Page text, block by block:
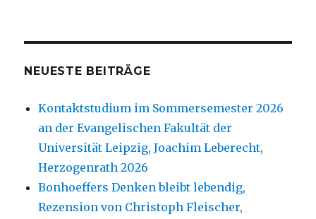
NEUESTE BEITRÄGE
Kontaktstudium im Sommersemester 2026
an der Evangelischen Fakultät der
Universität Leipzig, Joachim Leberecht,
Herzogenrath 2026
Bonhoeffers Denken bleibt lebendig,
Rezension von Christoph Fleischer,